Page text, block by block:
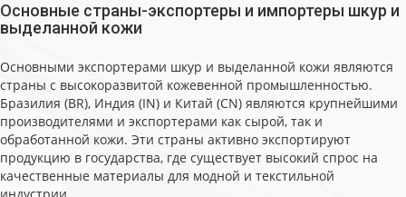
Основные страны-экспортеры и импортеры шкур и
выделанной кожи
Основными экспортерами шкур и выделанной кожи являются
страны с высокоразвитой кожевенной промышленностью.
Бразилия (BR), Индия (IN) и Китай (CN) являются крупнейшими
производителями и экспортерами как сырой, так и
обработанной кожи. Эти страны активно экспортируют
продукцию в государства, где существует высокий спрос на
качественные материалы для модной и текстильной